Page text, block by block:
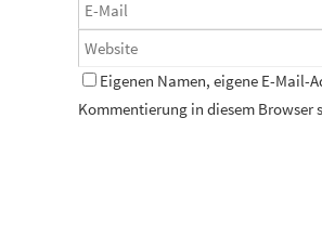
Eigenen Namen, eigene E-Mail-
Kommentierung in diesem Browser